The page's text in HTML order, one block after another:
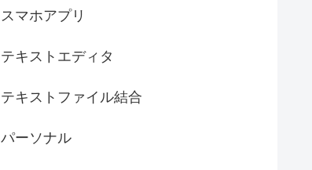
スマホアプリ
テキストエディタ
テキストファイル結合
パーソナル